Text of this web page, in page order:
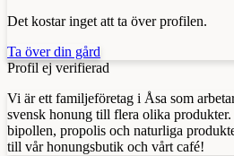
Det kostar inget att ta över profilen.
Ta över din gård
Profil ej verifierad
Vi är ett familjeföretag i Åsa som
svensk honung till flera olika produkter.
bipollen, propolis och naturliga
till vår honungsbutik och vårt café!